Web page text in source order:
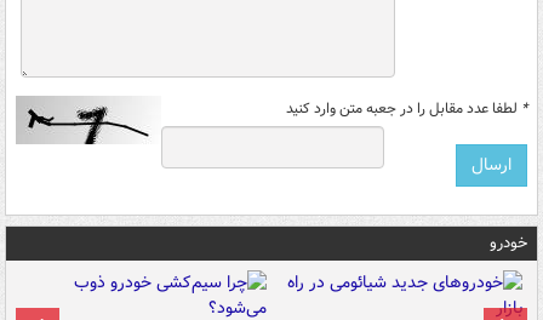
* لطفا عدد مقابل را در جعبه متن وارد کنید
خودرو